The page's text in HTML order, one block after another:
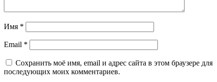
Имя *
Email *
Сохранить моё имя, email и адрес сайта в этом браузере для
последующих моих комментариев.